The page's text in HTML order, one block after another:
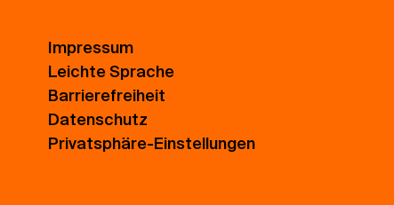
Impressum
Leichte Sprache
Barrierefreiheit
Datenschutz
Privatsphäre-Einstellungen